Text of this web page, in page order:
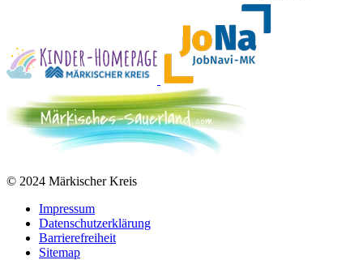
© 2024 Märkischer Kreis
Impressum
Datenschutzerklärung
Barrierefreiheit
Sitemap